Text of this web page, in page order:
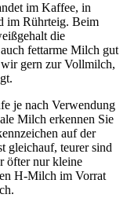
im Kaffee, in
im Rührteig. Beim
die
fettarme Milch gut
gern zur Vollmilch,
je nach Verwendung
Milch erkennen Sie
auf der
gleichauf, teurer sind
öfter nur kleine
H-Milch im Vorrat